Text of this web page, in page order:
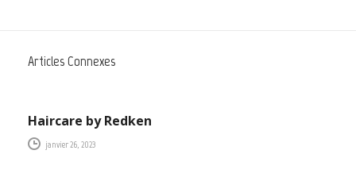
Articles Connexes
NEWS
Haircare by Redken
janvier 26, 2023